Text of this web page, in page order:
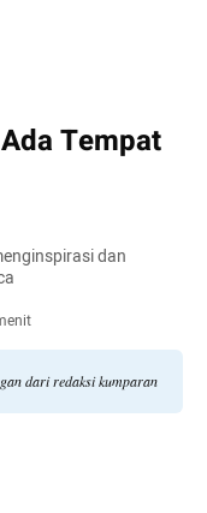
Tempat
dan
dari redaksi kumparan